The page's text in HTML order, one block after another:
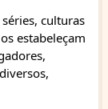
culturas
estabeleçam